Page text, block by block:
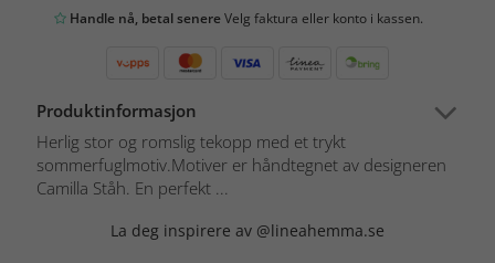
Handle nå, betal senereVelg faktura eller konto i kassen.
Produktinformasjon
Herlig stor og romslig tekopp med et trykt
sommerfuglmotiv.Motiver er håndtegnet av designeren
Camilla Ståh. En perfekt ...
La deg inspirere av @lineahemma.se